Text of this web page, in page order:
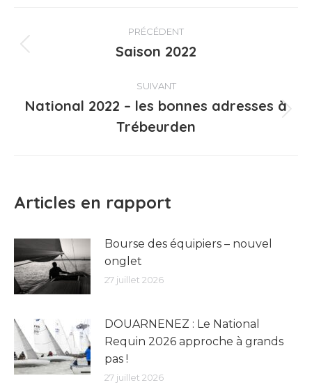
Navigation
article
PRÉCÉDENT
Article
:
Saison 2022
SUIVANT
suivant
National 2022 – les bonnes adresses à
Trébeurden
Articles en rapport
Bourse des équipiers – nouvel
onglet
27 juillet 2026
DOUARNENEZ : Le National
Requin 2026 approche à grands
pas !
27 juillet 2026